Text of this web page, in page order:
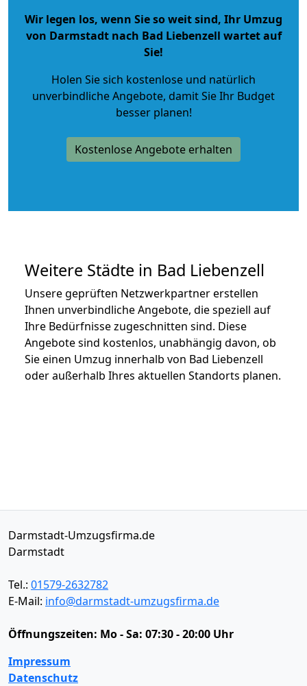
Wir legen los, wenn Sie so weit sind, Ihr Umzug
von Darmstadt nach Bad Liebenzell wartet auf
Sie!
Holen Sie sich kostenlose und natürlich
unverbindliche Angebote, damit Sie Ihr Budget
besser planen!
Kostenlose Angebote erhalten
Weitere Städte in Bad Liebenzell
Unsere geprüften Netzwerkpartner erstellen
Ihnen unverbindliche Angebote, die speziell auf
Ihre Bedürfnisse zugeschnitten sind. Diese
Angebote sind kostenlos, unabhängig davon, ob
Sie einen Umzug innerhalb von Bad Liebenzell
oder außerhalb Ihres aktuellen Standorts planen.
Darmstadt-Umzugsfirma.de
Darmstadt
Tel.: 01579-2632782
E-Mail: info@darmstadt-umzugsfirma.de
Öffnungszeiten: Mo - Sa: 07:30 - 20:00 Uhr
Impressum
Datenschutz